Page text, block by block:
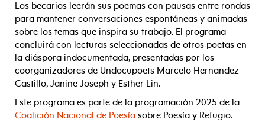
Los becarios leerán sus poemas con pausas entre rondas
para mantener conversaciones espontáneas y animadas
sobre los temas que inspira su trabajo. El programa
concluirá con lecturas seleccionadas de otros poetas en
la diáspora indocumentada, presentadas por los
coorganizadores de Undocupoets Marcelo Hernandez
Castillo, Janine Joseph y Esther Lin.
Este programa es parte de la programación 2025 de la
Coalición Nacional de Poesía sobre Poesía y Refugio.